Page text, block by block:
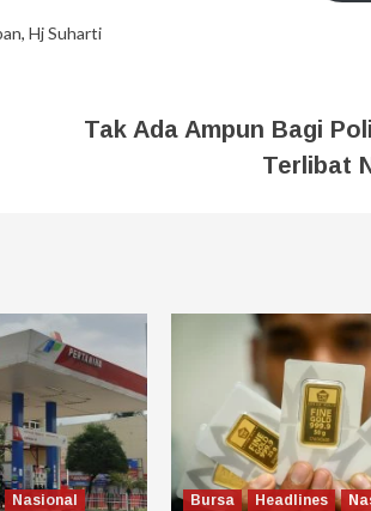
, Hj Suharti
Tak Ada Ampun Bagi
Terlibat
Nasional Bursa Headlines